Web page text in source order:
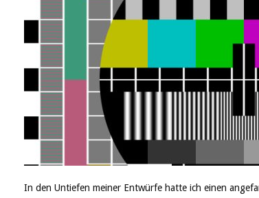
In den Untiefen meiner Entwürfe hatte ich einen